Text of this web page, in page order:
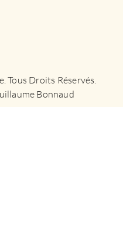
Tous Droits Réservés.
Bonnaud